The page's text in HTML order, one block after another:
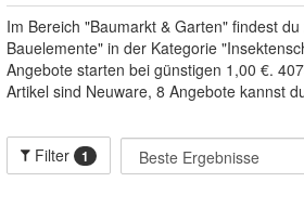
Im Bereich "Baumarkt & Garten" findest
Bauelemente" in der Kategorie
Angebote starten bei günstigen 1,00 €.
Artikel sind Neuware, 8 Angebote kannst
Filter 1